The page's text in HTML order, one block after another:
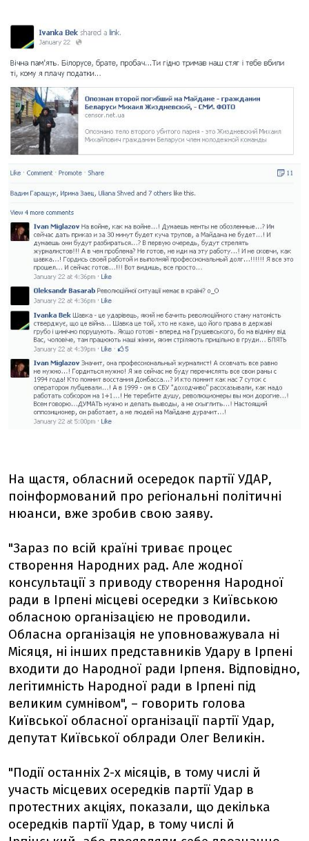
На щастя, обласний осередок партії УДАР,
поінформований про регіональні політичні
нюанси, вже зробив свою заяву.
"Зараз по всій країні триває процес
створення Народних рад. Але жодної
консультації з приводу створення Народної
ради в Ірпені місцеві осередки з Київською
обласною організацією не проводили.
Обласна організація не уповноважувала ні
Місяця, ні інших представників Удару в Ірпені
входити до Народної ради Ірпеня. Відповідно,
легітимність Народної ради в Ірпені під
великим сумнівом", – говорить голова
Київської обласної організації партії Удар,
депутат Київської облради Олег Великін.
"Події останніх 2-х місяців, в тому числі й
участь місцевих осередків партії Удар в
протестних акціях, показали, що декілька
осередків партії Удар, в тому числі й